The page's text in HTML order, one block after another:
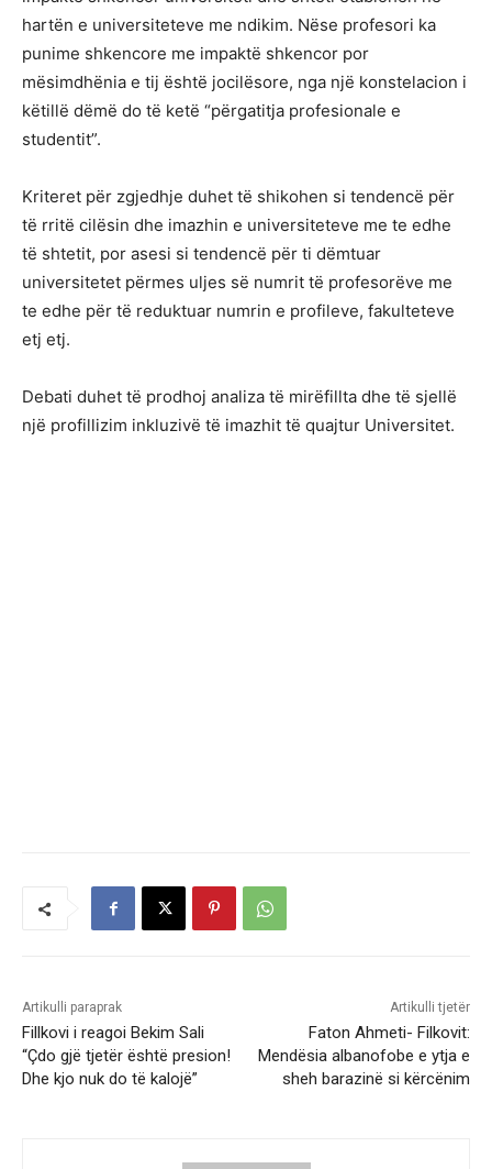
hartën e universiteteve me ndikim. Nëse profesori ka
punime shkencore me impaktë shkencor por
mësimdhënia e tij është jocilësore, nga një konstelacion i
këtillë dëmë do të ketë “përgatitja profesionale e
studentit”.
Kriteret për zgjedhje duhet të shikohen si tendencë për
të rritë cilësin dhe imazhin e universiteteve me te edhe
të shtetit, por asesi si tendencë për ti dëmtuar
universitetet përmes uljes së numrit të profesorëve me
te edhe për të reduktuar numrin e profileve, fakulteteve
etj etj.
Debati duhet të prodhoj analiza të mirëfillta dhe të sjellë
një profillizim inkluzivë të imazhit të quajtur Universitet.
Artikulli paraprak
Fillkovi i reagoi Bekim Sali
“Çdo gjë tjetër është presion!
Dhe kjo nuk do të kalojë”
Artikulli tjetër
Faton Ahmeti- Filkovit:
Mendësia albanofobe e ytja e
sheh barazinë si kërcënim